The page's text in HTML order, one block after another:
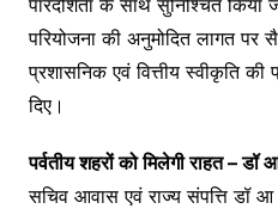
परियोजना की अनुमोदित लागत पर
प्रशासनिक एवं वित्तीय स्वीकृति
दिए।
पर्वतीय शहरों को मिलेगी राहत – डॉ
सचिव आवास एवं राज्य संपत्ति डॉ